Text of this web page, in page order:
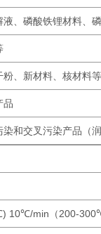
液、磷酸铁锂材料、
粉、新材料、核材料等
品
染和交叉污染产品（
10℃/min（200-